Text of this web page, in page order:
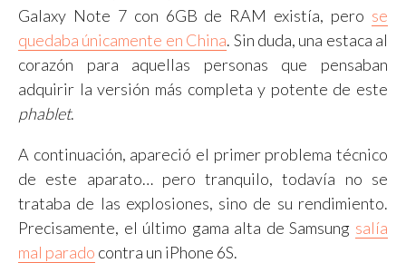
Galaxy Note 7 con 6GB de RAM existía, pero se
quedaba únicamente en China. Sin duda, una estaca al
corazón para aquellas personas que pensaban
adquirir la versión más completa y potente de este
phablet.
A continuación, apareció el primer problema técnico
de este aparato… pero tranquilo, todavía no se
trataba de las explosiones, sino de su rendimiento.
Precisamente, el último gama alta de Samsung salía
mal parado contra un iPhone 6S.